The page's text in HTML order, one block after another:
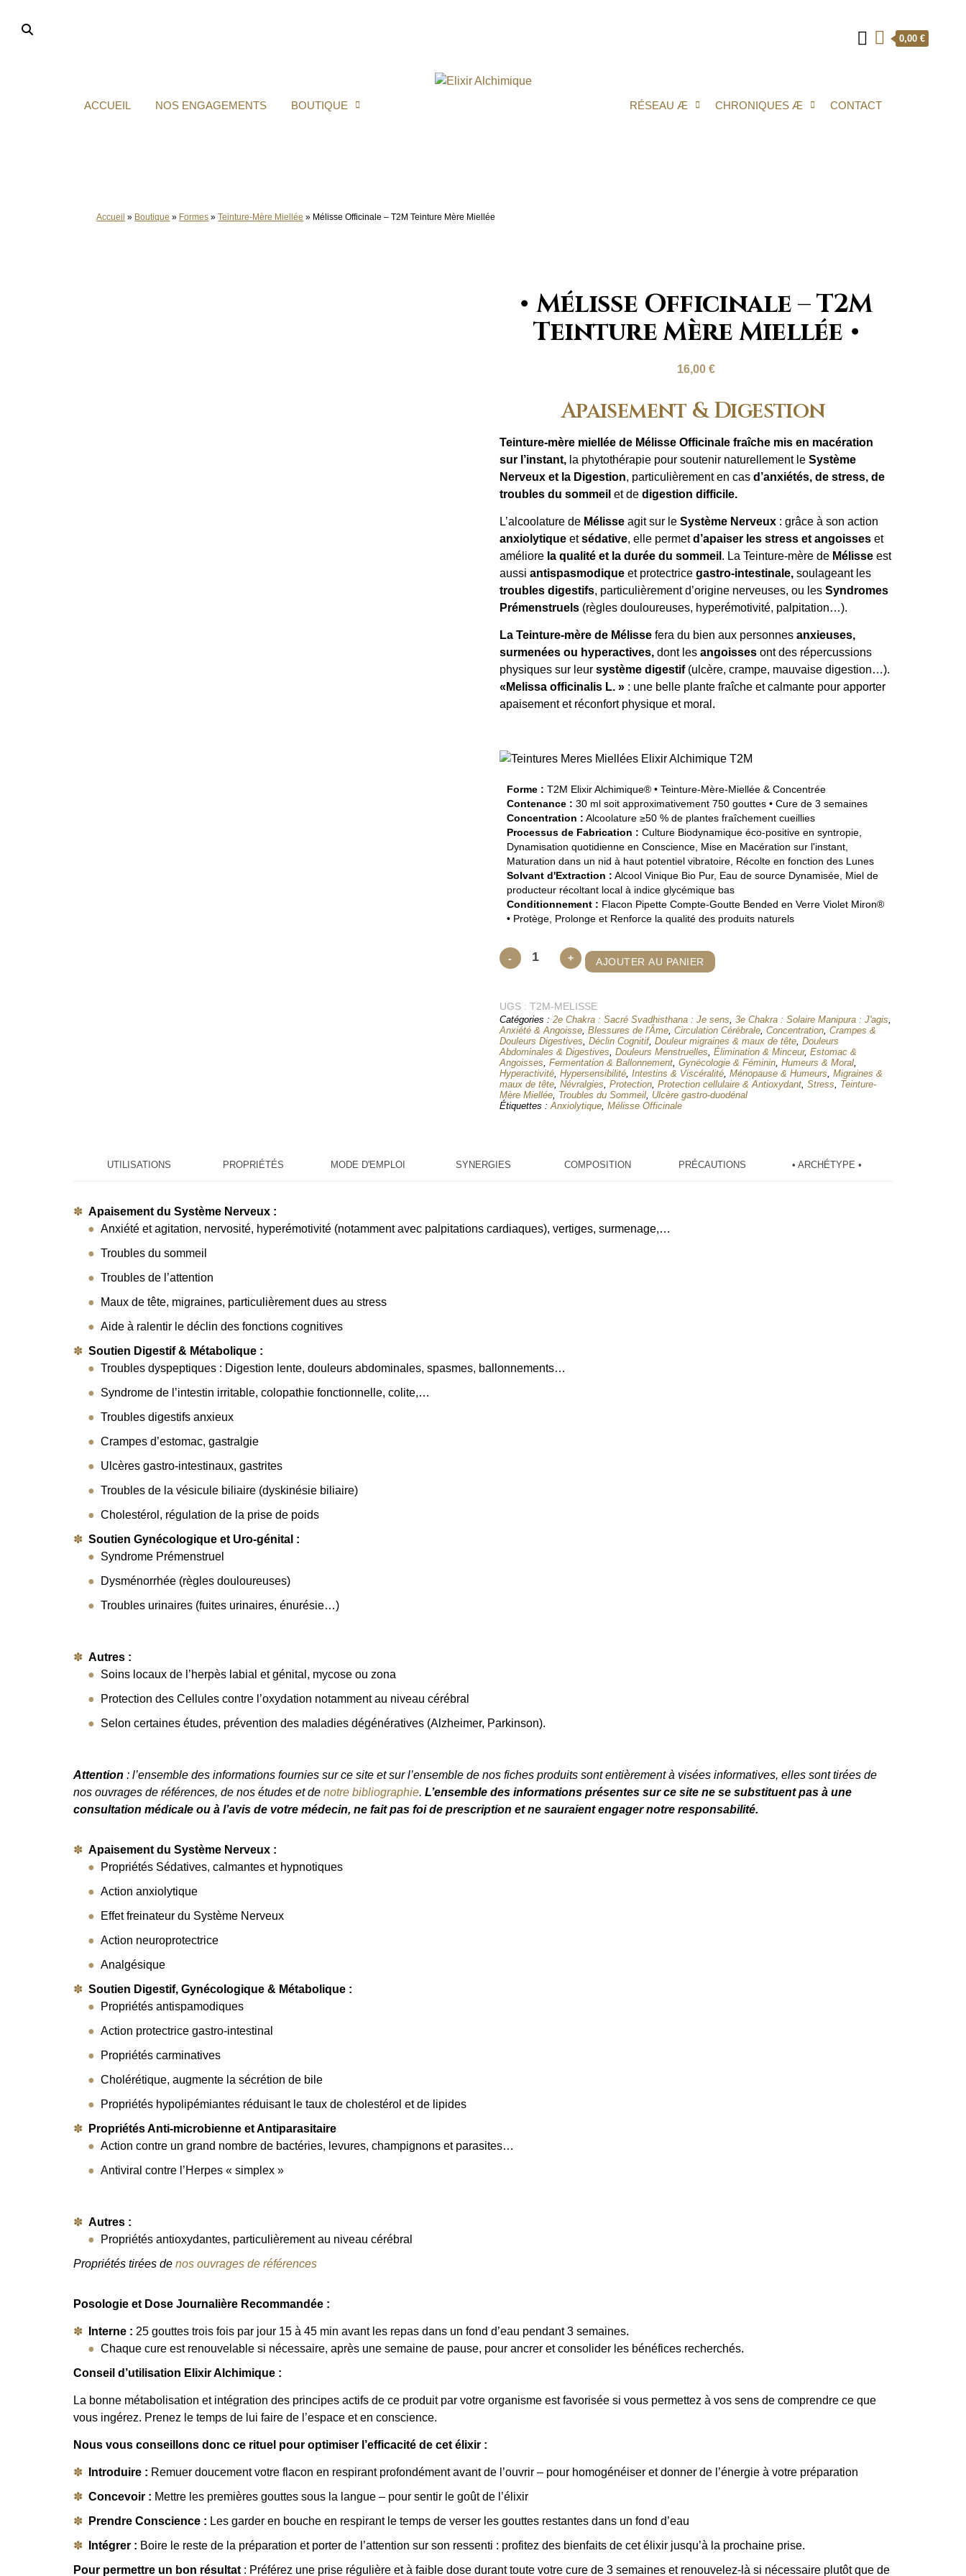
0,00 €
ACCUEIL NOS ENGAGEMENTS BOUTIQUE RÉSEAU Æ CHRONIQUES Æ CONTACT
Accueil » Boutique » Formes »Teinture-Mère Miellée » Mélisse Officinale – T2M Teinture Mère Miellée
Mélisse Officinale – T2M
Teinture Mère Miellée
16,00 €
Apaisement & Digestion
Teinture-mère miellée de Mélisse Officinale fraîche mis en macération
sur l’instant, la phytothérapie pour soutenir naturellement leSystème
Nerveux et la Digestion, particulièrement en cas d’anxiétés, de stress, de
troubles du sommeil et de digestion difficile.
L’alcoolature de Mélisseagit sur le Système Nerveux: grâce à son action
anxiolytiqueetsédative, elle permetd’apaiser les stress et angoisseset
améliore la qualité et la durée du sommeil . La Teinture-mère de Mélisseest
aussi antispasmodiqueet protectricegastro-intestinale, soulageant les
troubles digestifs, particulièrement d’origine nerveuses, ou les Syndromes
Prémenstruels(règles douloureuses, hyperémotivité, palpitation…).
La Teinture-mère de Mélissefera du bien aux personnes anxieuses,
surmenées ou hyperactives,dont les angoisses ont des répercussions
physiques sur leursystème digestif (ulcère, crampe, mauvaise digestion…).
«Melissa officinalis L. »: une belle plante fraîche et calmante pour apporter
apaisement et réconfort physique et moral.
Forme : T2M Elixir Alchimique® • Teinture-Mère-Miellée & Concentrée
Contenance : 30 ml soit approximativement 750 gouttes • Cure de 3 semaines
Concentration : Alcoolature ≥50 % de plantes fraîchement cueillies
Processus de Fabrication : Culture Biodynamique éco-positive en syntropie,
Dynamisation quotidienne en Conscience, Mise en Macération sur l'instant,
Maturation dans un nid à haut potentiel vibratoire, Récolte en fonction des Lunes
Solvant d'Extraction : Alcool Vinique Bio Pur, Eau de source Dynamisée, Miel de
producteur récoltant local à indice glycémique bas
Conditionnement : Flacon Pipette Compte-Goutte Bended en Verre Violet Miron®
• Protège, Prolonge et Renforce la qualité des produits naturels
-
quantité
Officinale
- T2M
Teinture
Mère
Miellée
+ AJOUTER AU PANIER
UGS : T2M-MELISSE
Catégories : 2e Chakra : Sacré Svadhisthana : Je sens, 3e Chakra : Solaire Manipura : J'agis,
Anxiété & Angoisse, Blessures de l'Âme, Circulation Cérébrale, Concentration, Crampes &
Douleurs Digestives, Déclin Cognitif, Douleur migraines & maux de tête, Douleurs
Abdominales & Digestives, Douleurs Menstruelles, Élimination & Minceur, Estomac &
Angoisses, Fermentation & Ballonnement, Gynécologie & Féminin, Humeurs & Moral,
Hyperactivité, Hypersensibilité, Intestins & Viscéralité, Ménopause & Humeurs, Migraines &
maux de tête, Névralgies, Protection, Protection cellulaire & Antioxydant, Stress, Teinture-
Mère Miellée, Troubles du Sommeil, Ulcère gastro-duodénal
Étiquettes :Anxiolytique, Mélisse Officinale
UTILISATIONS PROPRIÉTÉS MODE D'EMPLOI SYNERGIES COMPOSITION PRÉCAUTIONS • ARCHÉTYPE •
Apaisement du Système Nerveux :
Anxiété et agitation, nervosité, hyperémotivité (notamment avec palpitations cardiaques), vertiges, surmenage,…
Troubles du sommeil
Troubles de l’attention
Maux de tête, migraines, particulièrement dues au stress
Aide à ralentir le déclin des fonctions cognitives
Soutien Digestif & Métabolique :
Troubles dyspeptiques : Digestion lente, douleurs abdominales, spasmes, ballonnements…
Syndrome de l’intestin irritable, colopathie fonctionnelle, colite,…
Troubles digestifs anxieux
Crampes d’estomac, gastralgie
Ulcères gastro-intestinaux, gastrites
Troubles de la vésicule biliaire (dyskinésie biliaire)
Cholestérol, régulation de la prise de poids
Soutien Gynécologique et Uro-génital :
Syndrome Prémenstruel
Dysménorrhée (règles douloureuses)
Troubles urinaires (fuites urinaires, énurésie…)
Autres :
Soins locaux de l’herpès labial et génital, mycose ou zona
Protection des Cellules contre l’oxydation notamment au niveau cérébral
Selon certaines études, prévention des maladies dégénératives (Alzheimer, Parkinson).
Attention : l’ensemble des informations fournies sur ce site et sur l’ensemble de nos fiches produits sont entièrement à visées informatives, elles sont tirées de
nos ouvrages de références, de nos études et de notre bibliographie. L’ensemble des informations présentes sur ce site ne se substituent pas à une
consultation médicale ou à l’avis de votre médecin, ne fait pas foi de prescription et ne sauraient engager notre responsabilité.
Apaisement du Système Nerveux :
Propriétés Sédatives, calmantes et hypnotiques
Action anxiolytique
Effet freinateur du Système Nerveux
Action neuroprotectrice
Analgésique
Soutien Digestif, Gynécologique & Métabolique :
Propriétés antispamodiques
Action protectrice gastro-intestinal
Propriétés carminatives
Cholérétique, augmente la sécrétion de bile
Propriétés hypolipémiantes réduisant le taux de cholestérol et de lipides
Propriétés Anti-microbienne et Antiparasitaire
Action contre un grand nombre de bactéries, levures, champignons et parasites…
Antiviral contre l’Herpes « simplex »
Autres :
Propriétés antioxydantes, particulièrement au niveau cérébral
Propriétés tirées de nos ouvrages de références
Posologie et Dose Journalière Recommandée :
Interne : 25 gouttes trois fois par jour 15 à 45 min avant les repas dans un fond d’eau pendant 3 semaines.
Chaque cure est renouvelable si nécessaire, après une semaine de pause, pour ancrer et consolider les bénéfices recherchés.
Conseil d’utilisation Elixir Alchimique :
La bonne métabolisation et intégration des principes actifs de ce produit par votre organisme est favorisée si vous permettez à vos sens de comprendre ce que
vous ingérez. Prenez le temps de lui faire de l’espace et en conscience.
Nous vous conseillons donc ce rituel pour optimiser l’efficacité de cet élixir :
Introduire : Remuer doucement votre flacon en respirant profondément avant de l’ouvrir – pour homogénéiser et donner de l’énergie à votre préparation
Concevoir : Mettre les premières gouttes sous la langue – pour sentir le goût de l’élixir
Prendre Conscience : Les garder en bouche en respirant le temps de verser les gouttes restantes dans un fond d’eau
Intégrer : Boire le reste de la préparation et porter de l’attention sur son ressenti : profitez des bienfaits de cet élixir jusqu’à la prochaine prise.
Pour permettre un bon résultat : Préférez une prise régulière et à faible dose durant toute votre cure de 3 semaines et renouvelez-là si nécessaire plutôt que de